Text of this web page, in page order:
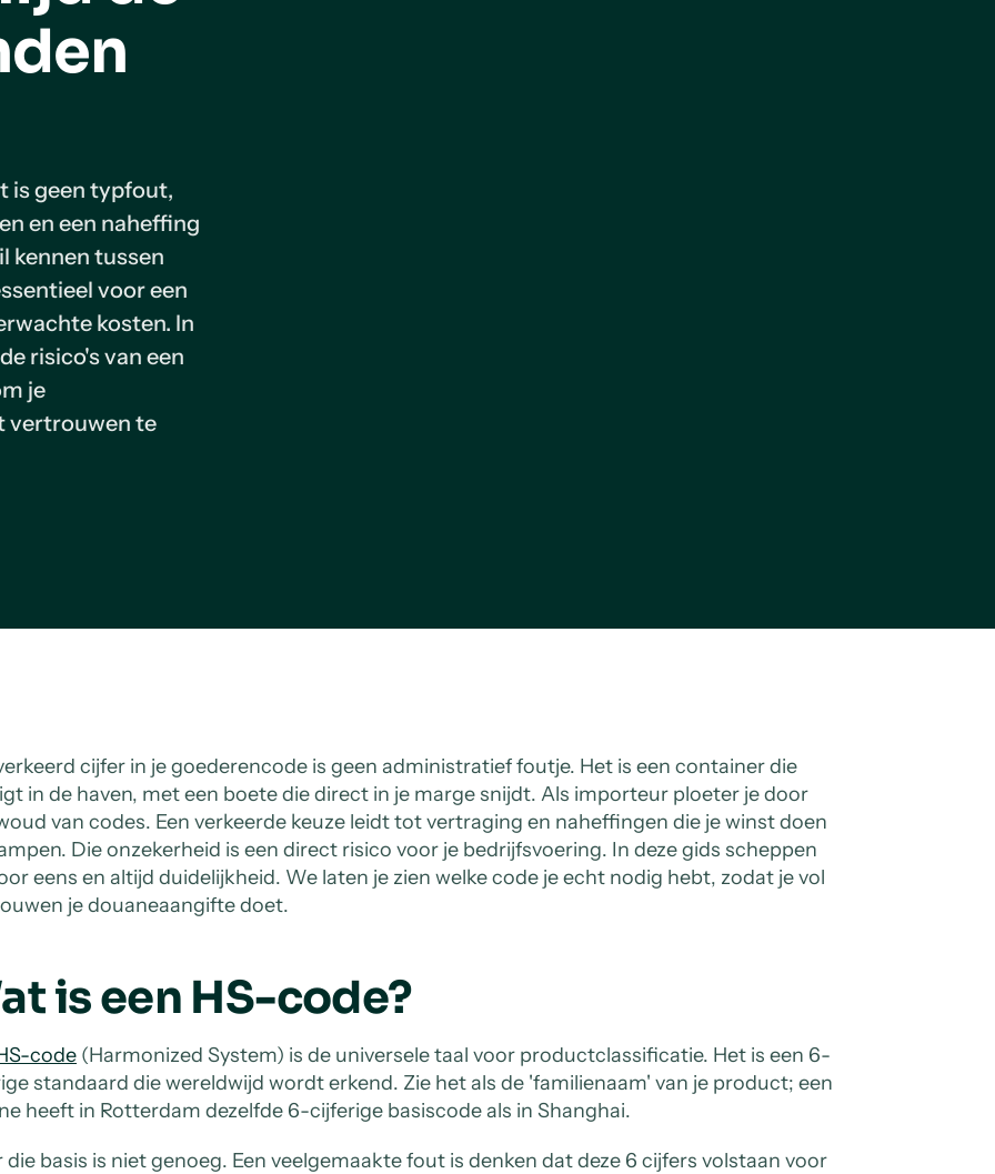
is geen typfout,
en een naheffing
kennen tussen
voor een
kosten. In
risico's van een
je
vertrouwen te
cijfer in je goederencode is geen administratief foutje. Het is een container die
in de haven, met een boete die direct in je marge snijdt. Als importeur ploeter je door
van codes. Een verkeerde keuze leidt tot vertraging en naheffingen die je winst doen
Die onzekerheid is een direct risico voor je bedrijfsvoering. In deze gids scheppen
eens en altijd duidelijkheid. We laten je zien welke code je echt nodig hebt, zodat je vol
je douaneaangifte doet.
is een HS-code?
code (Harmonized System) is de universele taal voor productclassificatie. Het is een 6-
standaard die wereldwijd wordt erkend. Zie het als de 'familienaam' van je product; een
heeft in Rotterdam dezelfde 6-cijferige basiscode als in Shanghai.
die basis is niet genoeg. Een veelgemaakte fout is denken dat deze 6 cijfers volstaan voor